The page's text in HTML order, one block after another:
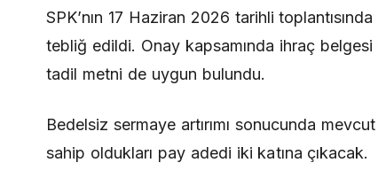
SPK’nın 17 Haziran 2026 tarihli
tebliğ edildi. Onay kapsamında ihraç
tadil metni de uygun bulundu.
Bedelsiz sermaye artırımı sonucunda
sahip oldukları pay adedi iki katına çıkacak.